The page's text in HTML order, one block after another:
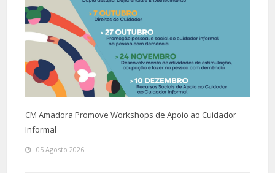
CM Amadora Promove Workshops de Apoio ao Cuidador
Informal
05 Agosto 2026